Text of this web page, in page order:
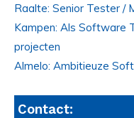
Raalte: Senior Tester /
Kampen: Als Software
projecten
Almelo: Ambitieuze
Contact: